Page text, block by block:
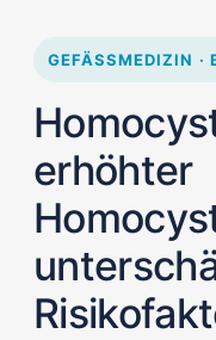
GEFÄSSMEDIZIN ·
erhöhter